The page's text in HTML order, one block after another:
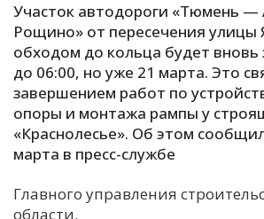
А
Б
В
Участок автодороги «Тюмень —
Рощино» от пересечения улицы
обходом до кольца будет вновь
до 06:00, но уже 21 марта. Это
завершением работ по
опоры и монтажа рампы у
«Краснолесье». Об этом
марта в пресс-службе
Главного управления
области.